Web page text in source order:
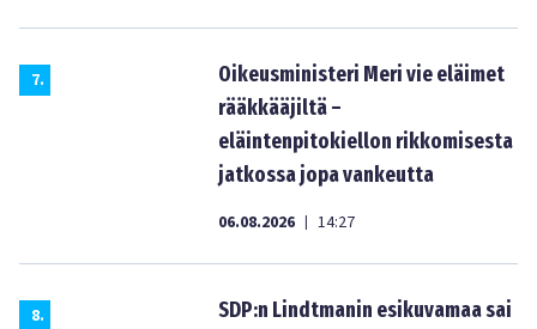
7.
Oikeusministeri Meri vie eläimet
rääkkääjiltä –
eläintenpitokiellon rikkomisesta
jatkossa jopa vankeutta
06.08.2026 | 14:27
8.
SDP:n Lindtmanin esikuvamaa sai